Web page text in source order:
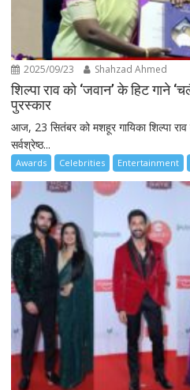
2025/09/23 Shahzad Ahmed
शिल्पा राव को ‘जवान’ के हिट गाने
पुरस्कार
आज, 23 सितंबर को मशहूर गायिका शिल्पा
सर्वश्रेष्ठ...
Awards Celebrities Entertainment